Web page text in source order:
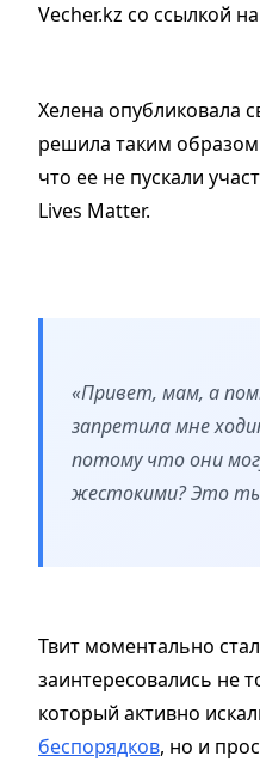
Vecher.kz со ссылкой на
Хелена опубликовала
решила таким
что ее не пускали
Lives Matter.
«Привет, мам, а
запретила мне
потому что они
жестокими? Это
Твит моментально
заинтересовались не
который активно
беспорядков, но и